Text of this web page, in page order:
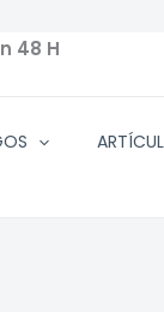
48 H